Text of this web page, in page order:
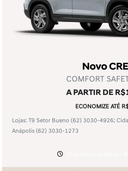
Novo
COMFORT
A PARTIR DE
ECONOMIZE ATÉ
Lojas: T9 Setor Bueno (62) 3030-4926;
Anápolis (62) 3030-1273